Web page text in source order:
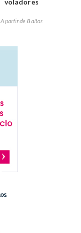
A partir de 8 años